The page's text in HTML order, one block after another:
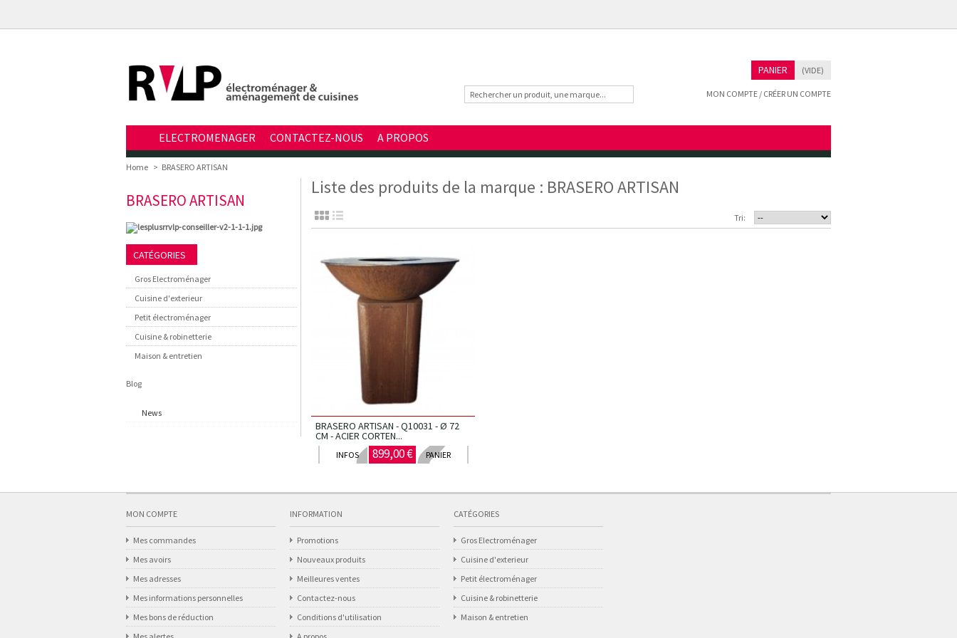
PANIER (VIDE)
MON COMPTE / CRÉER UN COMPTE
ELECTROMENAGER CONTACTEZ-NOUS A PROPOS
Home > BRASERO ARTISAN
Liste des produits de la marque : BRASERO ARTISAN
Tri:
BRASERO ARTISAN - Q10031 - Ø 72
CM - ACIER CORTEN...
INFOS 899,00 € PANIER
BRASERO ARTISAN
CATÉGORIES
Gros Electroménager
Cuisine d'exterieur
Petit électroménager
Cuisine & robinetterie
Maison & entretien
Blog
News
MON COMPTE
Mes commandes
Mes avoirs
Mes adresses
Mes informations personnelles
Mes bons de réduction
INFORMATION
Promotions
Nouveaux produits
Meilleures ventes
Contactez-nous
Conditions d'utilisation
CATÉGORIES
Gros Electroménager
Cuisine d'exterieur
Petit électroménager
Cuisine & robinetterie
Maison & entretien